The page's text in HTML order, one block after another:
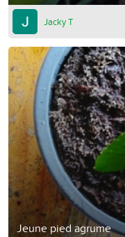
Jacky T
Jeune pied agrume